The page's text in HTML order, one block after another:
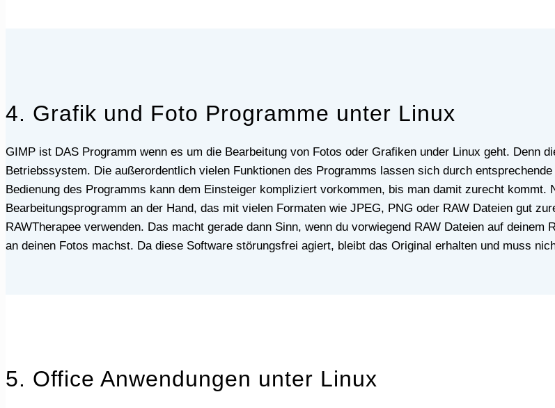
4. Grafik und Foto Programme unter Linux
GIMP ist DAS Programm wenn es um die Bearbeitung von Fotos oder Grafiken under Linux geht. Denn diese kostenlose Software harmoniert optimal mit dem
Betriebssystem. Die außerordentlich vielen Funktionen des Programms lassen sich durch
Bedienung des Programms kann dem Einsteiger kompliziert vorkommen, bis man damit zurecht
Bearbeitungsprogramm an der Hand, das mit vielen Formaten wie JPEG, PNG oder RAW Dateien gut
RAWTherapee verwenden. Das macht gerade dann Sinn, wenn du vorwiegend RAW Dateien auf
an deinen Fotos machst. Da diese Software störungsfrei agiert, bleibt das Original erhalten und muss
5. Office Anwendungen unter Linux